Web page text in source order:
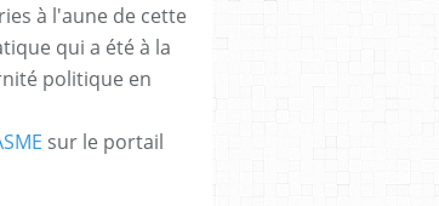
à l'aune de cette
qui a été à la
politique en
sur le portail